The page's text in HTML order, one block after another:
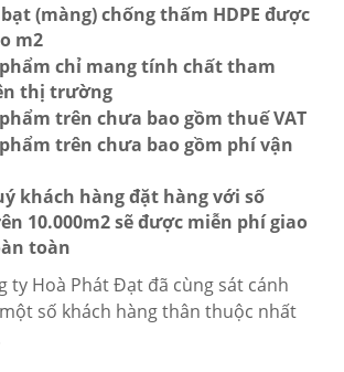
(màng) chống thấm HDPE được
m2
chỉ mang tính chất tham
thị trường
trên chưa bao gồm thuế VAT
trên chưa bao gồm phí vận
khách hàng đặt hàng với số
10.000m2 sẽ được miễn phí giao
toàn
ty Hoà Phát Đạt đã cùng sát cánh
số khách hàng thân thuộc nhất